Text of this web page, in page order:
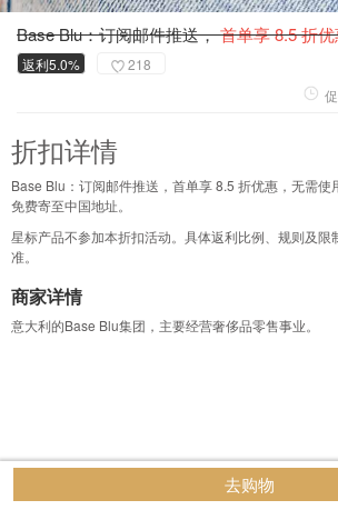
Base Blu：订阅邮件推送，首单享 8.5 折
返利5.0% 218
折扣详情
Base Blu：订阅邮件推送，首单享 8.5 折优惠，无需使
免费寄至中国地址。
星标产品不参加本折扣活动。具体返利比例、规则及限
准。
商家详情
意大利的Base Blu集团，主要经营奢侈品零售事业。
去购物